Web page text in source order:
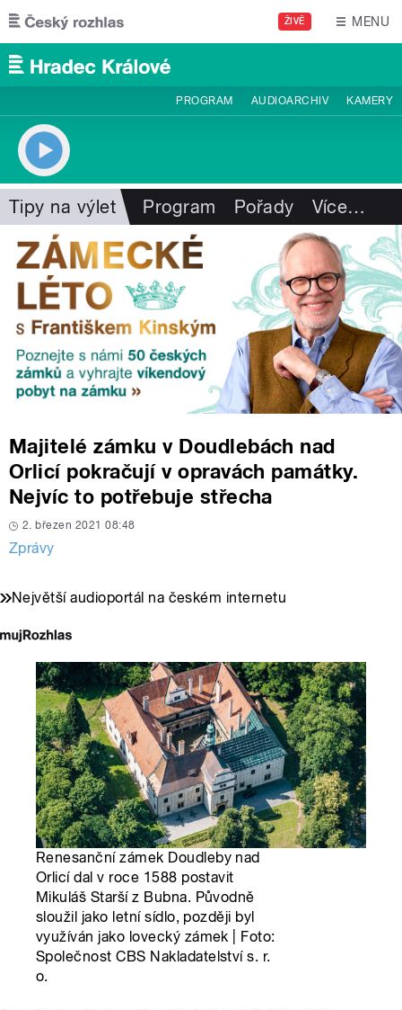
Přejít k hlavnímu obsahu
ŽIVĚ MENU
PROGRAM AUDIOARCHIV KAMERY
Tipy na výlet Program Pořady Více…
Majitelé zámku v Doudlebách nad
Orlicí pokračují v opravách památky.
Nejvíc to potřebuje střecha
2. březen 2021 08:48
Zprávy
Největší audioportál na českém internetu
Renesanční zámek Doudleby nad
Orlicí dal v roce 1588 postavit
Mikuláš Starší z Bubna. Původně
sloužil jako letní sídlo, později byl
využíván jako lovecký zámek | Foto:
Společnost CBS Nakladatelství s. r.
o.